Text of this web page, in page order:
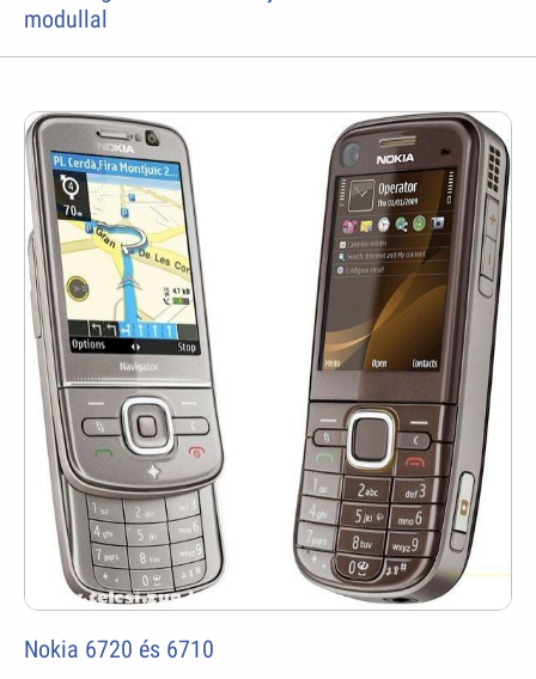
modullal
Nokia 6720 és 6710